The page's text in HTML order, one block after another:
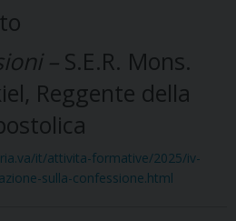
– S.E.R. Mons.
Reggente della
it/attivita-formative/2025/iv-
sulla-confessione.html